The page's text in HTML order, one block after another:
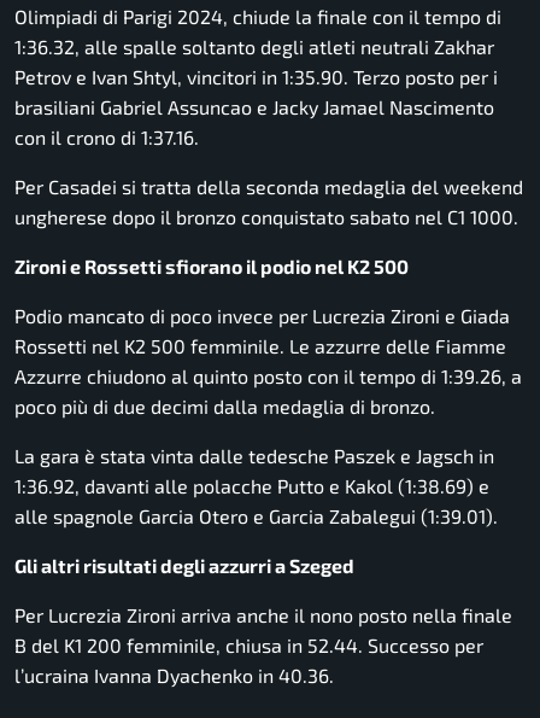
Olimpiadi di Parigi 2024, chiude la finale con il tempo di
1:36.32, alle spalle soltanto degli atleti neutrali Zakhar
Petrov e Ivan Shtyl, vincitori in 1:35.90. Terzo posto per i
brasiliani Gabriel Assuncao e Jacky Jamael Nascimento
con il crono di 1:37.16.
Per Casadei si tratta della seconda medaglia del weekend
ungherese dopo il bronzo conquistato sabato nel C1 1000.
Zironi e Rossetti sfiorano il podio nel K2 500
Podio mancato di poco invece per Lucrezia Zironi e Giada
Rossetti nel K2 500 femminile. Le azzurre delle Fiamme
Azzurre chiudono al quinto posto con il tempo di 1:39.26, a
poco più di due decimi dalla medaglia di bronzo.
La gara è stata vinta dalle tedesche Paszek e Jagsch in
1:36.92, davanti alle polacche Putto e Kakol (1:38.69) e
alle spagnole Garcia Otero e Garcia Zabalegui (1:39.01).
Gli altri risultati degli azzurri a Szeged
Per Lucrezia Zironi arriva anche il nono posto nella finale
B del K1 200 femminile, chiusa in 52.44. Successo per
l’ucraina Ivanna Dyachenko in 40.36.